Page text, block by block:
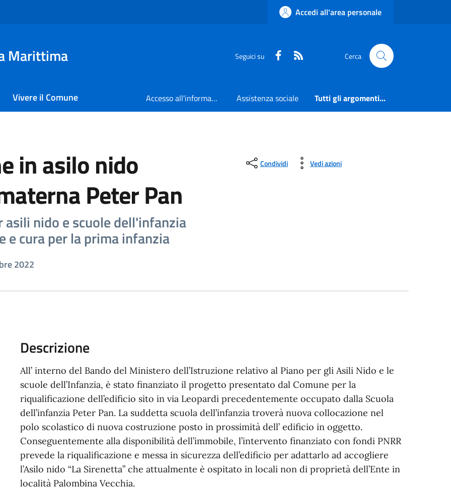
Accedi all'area personale
Marittima Seguici su Faceboook Cerca
Vivere il Comune Accesso all'informazione Assistenza sociale Tutti gli argomenti...
in asilo nido
Peter Pan
nido e scuole dell'infanzia
e cura per la prima infanzia
2022
Condividi Vedi azioni
Descrizione
All’ interno del Bando del Ministero dell’Istruzione relativo al Piano per gli Asili Nido e le
scuole dell’Infanzia, è stato finanziato il progetto presentato dal Comune per la
riqualificazione dell’edificio sito in via Leopardi precedentemente occupato dalla Scuola
dell’infanzia Peter Pan. La suddetta scuola dell’infanzia troverà nuova collocazione nel
polo scolastico di nuova costruzione posto in prossimità dell’ edificio in oggetto.
Conseguentemente alla disponibilità dell’immobile, l’intervento finanziato con fondi PNRR
prevede la riqualificazione e messa in sicurezza dell’edificio per adattarlo ad accogliere
l’Asilo nido “La Sirenetta” che attualmente è ospitato in locali non di proprietà dell’Ente in
località Palombina Vecchia.